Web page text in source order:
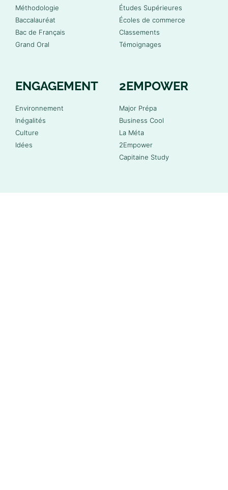
Méthodologie
Baccalauréat
Bac de Français
Grand Oral
Études Supérieures
Écoles de commerce
Classements
Témoignages
ENGAGEMENT
Environnement
Inégalités
Culture
Idées
2EMPOWER
Major Prépa
Business Cool
La Méta
2Empower
Capitaine Study